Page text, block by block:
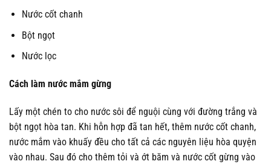
Nước cốt chanh
Bột ngọt
Nước lọc
Cách làm nước mắm gừng
Lấy một chén to cho nước sôi để nguội cùng với đường trắng và
bột ngọt hòa tan. Khi hỗn hợp đã tan hết, thêm nước cốt chanh,
nước mắm vào khuấy đều cho tất cả các nguyên liệu hòa quyện
vào nhau. Sau đó cho thêm tỏi và ớt băm và nước cốt gừng vào